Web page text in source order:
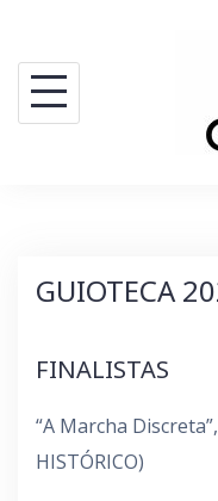
content
GUIOTECA
FINALISTAS
“A Marcha
HISTÓRICO)